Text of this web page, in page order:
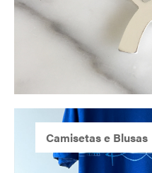
Camisetas e Blusas